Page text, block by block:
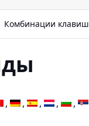
Комбинации клавиш